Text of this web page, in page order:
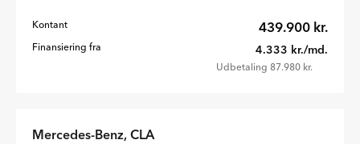
Kontant 439.900 kr.
Finansiering fra 4.333 kr./md.
Udbetaling 87.980 kr.
Mercedes-Benz, CLA